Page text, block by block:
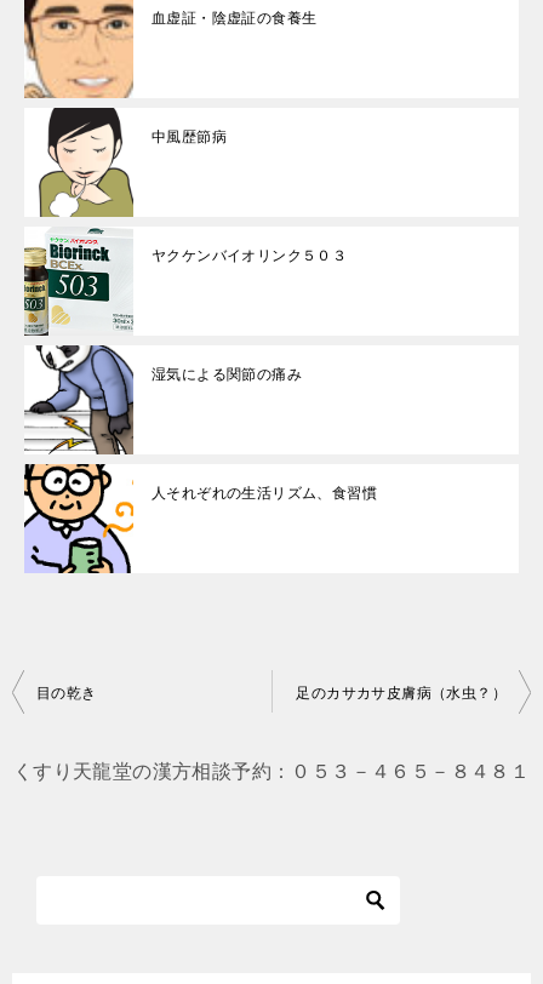
血虚証・陰虚証の食養生
中風歴節病
ヤクケンバイオリンク５０３
湿気による関節の痛み
人それぞれの生活リズム、食習慣
投
ナ
目の乾き 足のカサカサ皮膚病（水虫？）
くすり天龍堂の漢方相談予約：０５３－４６５－８４８１